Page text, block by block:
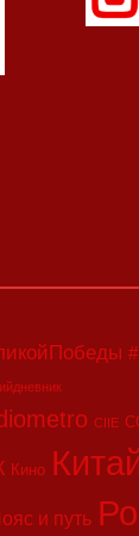
CIIE
Кино
и путь